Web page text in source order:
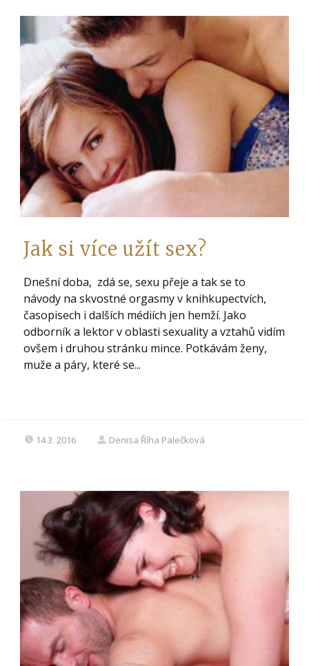
Jak si více užít sex?
Dnešní doba, zdá se, sexu přeje a tak se to
návody na skvostné orgasmy v knihkupectvích,
časopisech i dalších médiích jen hemží. Jako
odborník a lektor v oblasti sexuality a vztahů vidím
ovšem i druhou stránku mince. Potkávám ženy,
muže a páry, které se...
14.3. 2016 Denisa Říha Palečková